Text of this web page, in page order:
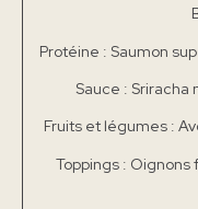
Protéine : Saumon
Sauce :
Fruits et légumes :
Toppings :